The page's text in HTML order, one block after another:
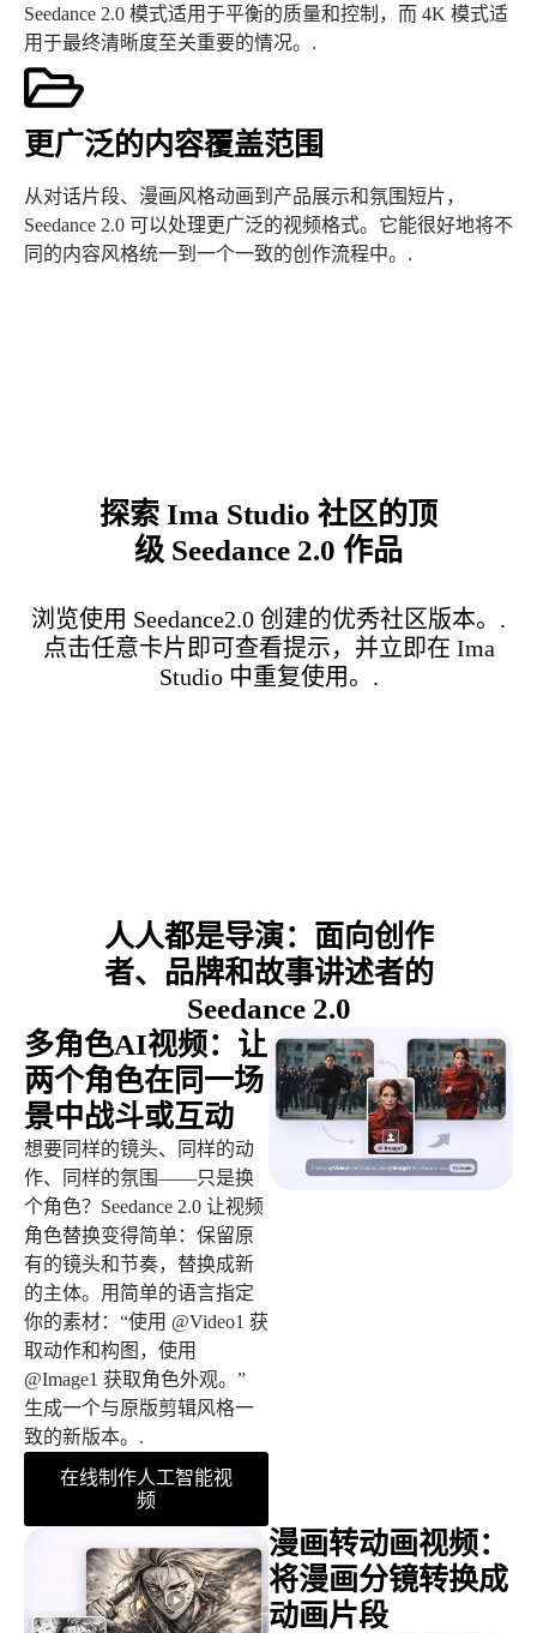
Seedance 2.0 模式适用于平衡的质量和控制，而 4K 模式适
用于最终清晰度至关重要的情况。.
更广泛的内容覆盖范围
从对话片段、漫画风格动画到产品展示和氛围短片，
Seedance 2.0 可以处理更广泛的视频格式。它能很好地将不
同的内容风格统一到一个一致的创作流程中。.
探索 Ima Studio 社区的顶
级 Seedance 2.0 作品
浏览使用 Seedance2.0 创建的优秀社区版本。.
点击任意卡片即可查看提示，并立即在 Ima
Studio 中重复使用。.
人人都是导演：面向创作
者、品牌和故事讲述者的
Seedance 2.0
多角色AI视频：让
两个角色在同一场
景中战斗或互动
想要同样的镜头、同样的动
作、同样的氛围——只是换
个角色？Seedance 2.0 让视频
角色替换变得简单：保留原
有的镜头和节奏，替换成新
的主体。用简单的语言指定
你的素材：“使用 @Video1 获
取动作和构图，使用
@Image1 获取角色外观。”
生成一个与原版剪辑风格一
致的新版本。.
在线制作人工智能视
频
漫画转动画视频：
将漫画分镜转换成
动画片段